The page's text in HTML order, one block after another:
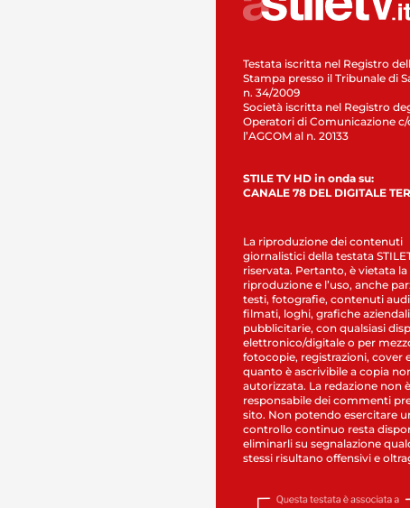
Testata iscritta nel Registro
Stampa presso il Tribunale di
n. 34/2009
Società iscritta nel Registro
Operatori di Comunicazione c/
l’AGCOM al n. 20133
STILE TV HD in onda su:
CANALE 78 DEL DIGITALE
La riproduzione dei contenuti
giornalistici della testata
riservata. Pertanto, è vietata la
riproduzione e l’uso, anche
testi, fotografie, contenuti
filmati, loghi, grafiche
pubblicitarie, con qualsiasi
elettronico/digitale o per
fotocopie, registrazioni, cover
quanto è ascrivibile a copia
autorizzata. La redazione non è
responsabile dei commenti
sito. Non potendo esercitare
controllo continuo resta
eliminarli su segnalazione
stessi risultano offensivi e